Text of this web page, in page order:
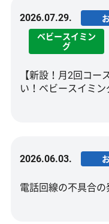
2026.07.29.
ベビースイミン
グ
【新設！月2回コー
い！ベビースイミン
2026.06.03.
電話回線の不具合の